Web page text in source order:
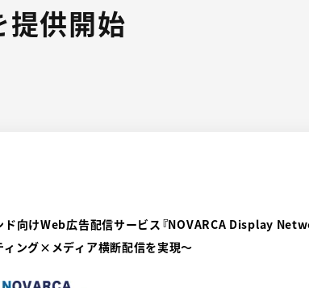
供開始
ド向けWeb広告配信サービス『NOVARCA Display
ィング×メディア横断配信を実現〜